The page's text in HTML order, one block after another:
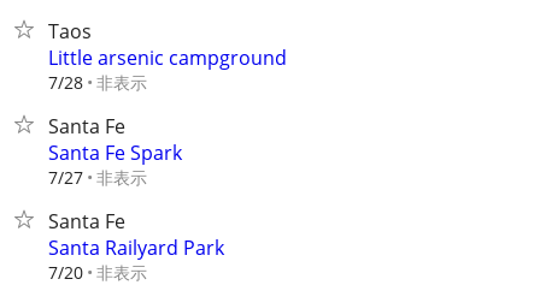
Taos
Little arsenic campground
7/28 非表示
Santa Fe
Santa Fe Spark
7/27 非表示
Santa Fe
Santa Railyard Park
7/20 非表示